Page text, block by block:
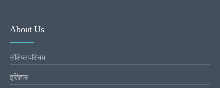
About Us
संक्षिप्त परिचय
इतिहास